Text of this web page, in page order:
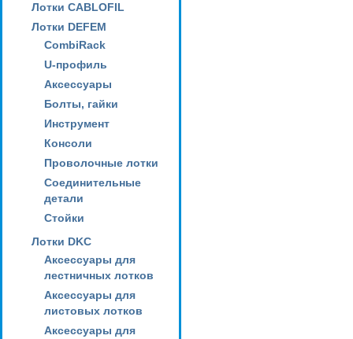
Лотки CABLOFIL
Лотки DEFEM
CombiRack
U-профиль
Аксессуары
Болты, гайки
Инструмент
Консоли
Проволочные лотки
Соединительные
детали
Стойки
Лотки DKC
Аксессуары для
лестничных лотков
Аксессуары для
листовых лотков
Аксессуары для